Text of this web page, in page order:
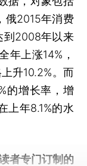
俄2015年消费
到2008年以来
年上涨14%，
升10.2%。而
的增长率，增
上年8.1%的水
者专门订制的